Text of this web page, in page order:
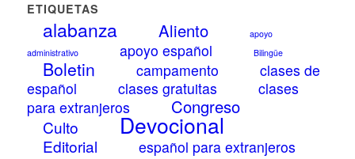
ETIQUETAS
alabanza Aliento
apoyo
administrativo
apoyo español Bilingüe
Boletin campamento
clases de
español
clases gratuitas
clases
para extranjeros
Congreso
Culto Devocional
Editorial español para extranjeros